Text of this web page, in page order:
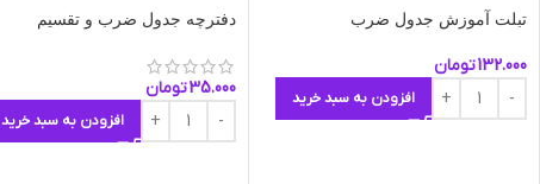
تبلت آموزش جدول ضرب
132.000تومان
افزودن به سبد خرید
دفترچه جدول ضرب و تقسیم
35.000تومان
افزودن به سبد خرید